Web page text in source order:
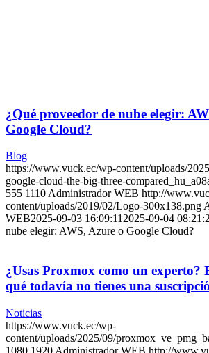
¿Qué proveedor de nube elegir:
Google Cloud?
Blog
https://www.vuck.ec/wp-content/uploads/
google-cloud-the-big-three-
555 1110Administrador WEB http://
content/uploads/2019/02/Logo-300x138.png
WEB2025-09-03 16:09:112025-09-04
nube elegir: AWS, Azure o Google Cloud?
¿Usas Proxmox como un experto?
qué todavía no tienes una
Noticias
https://www.vuck.ec/wp-
content/uploads/2025/09/
1080 1920 Administrador WEB http://